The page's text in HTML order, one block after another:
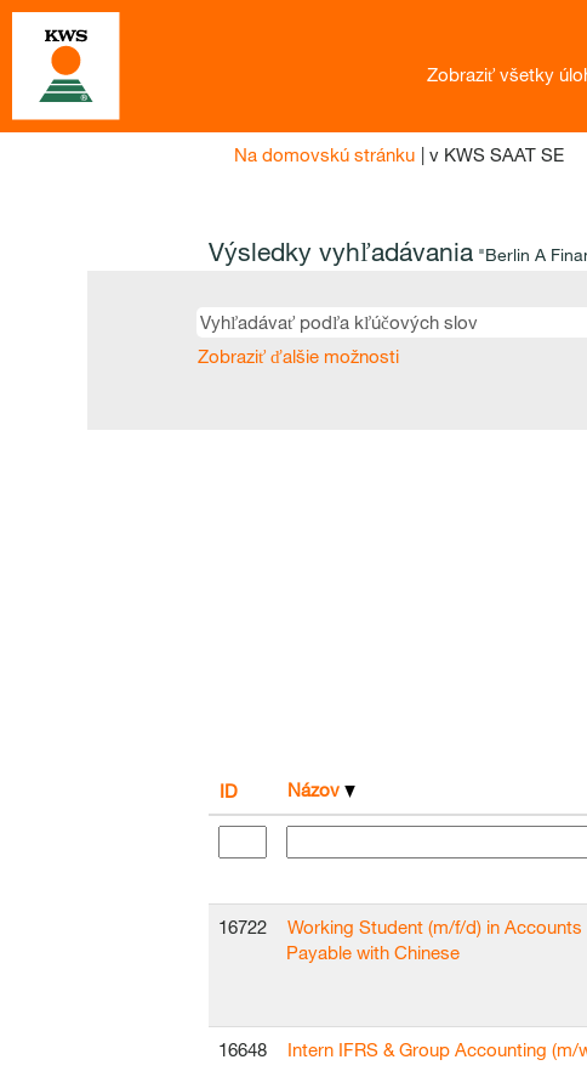
Zobraziť všetky
Na domovskú stránku | v KWS SAAT SE
Výsledky vyhľadávania "Berlin A
Zobraziť ďalšie možnosti
ID Názov
16722
Working Student (m/f/d) in Accounts
Payable with Chinese
16648 Intern IFRS & Group Accounting (m/